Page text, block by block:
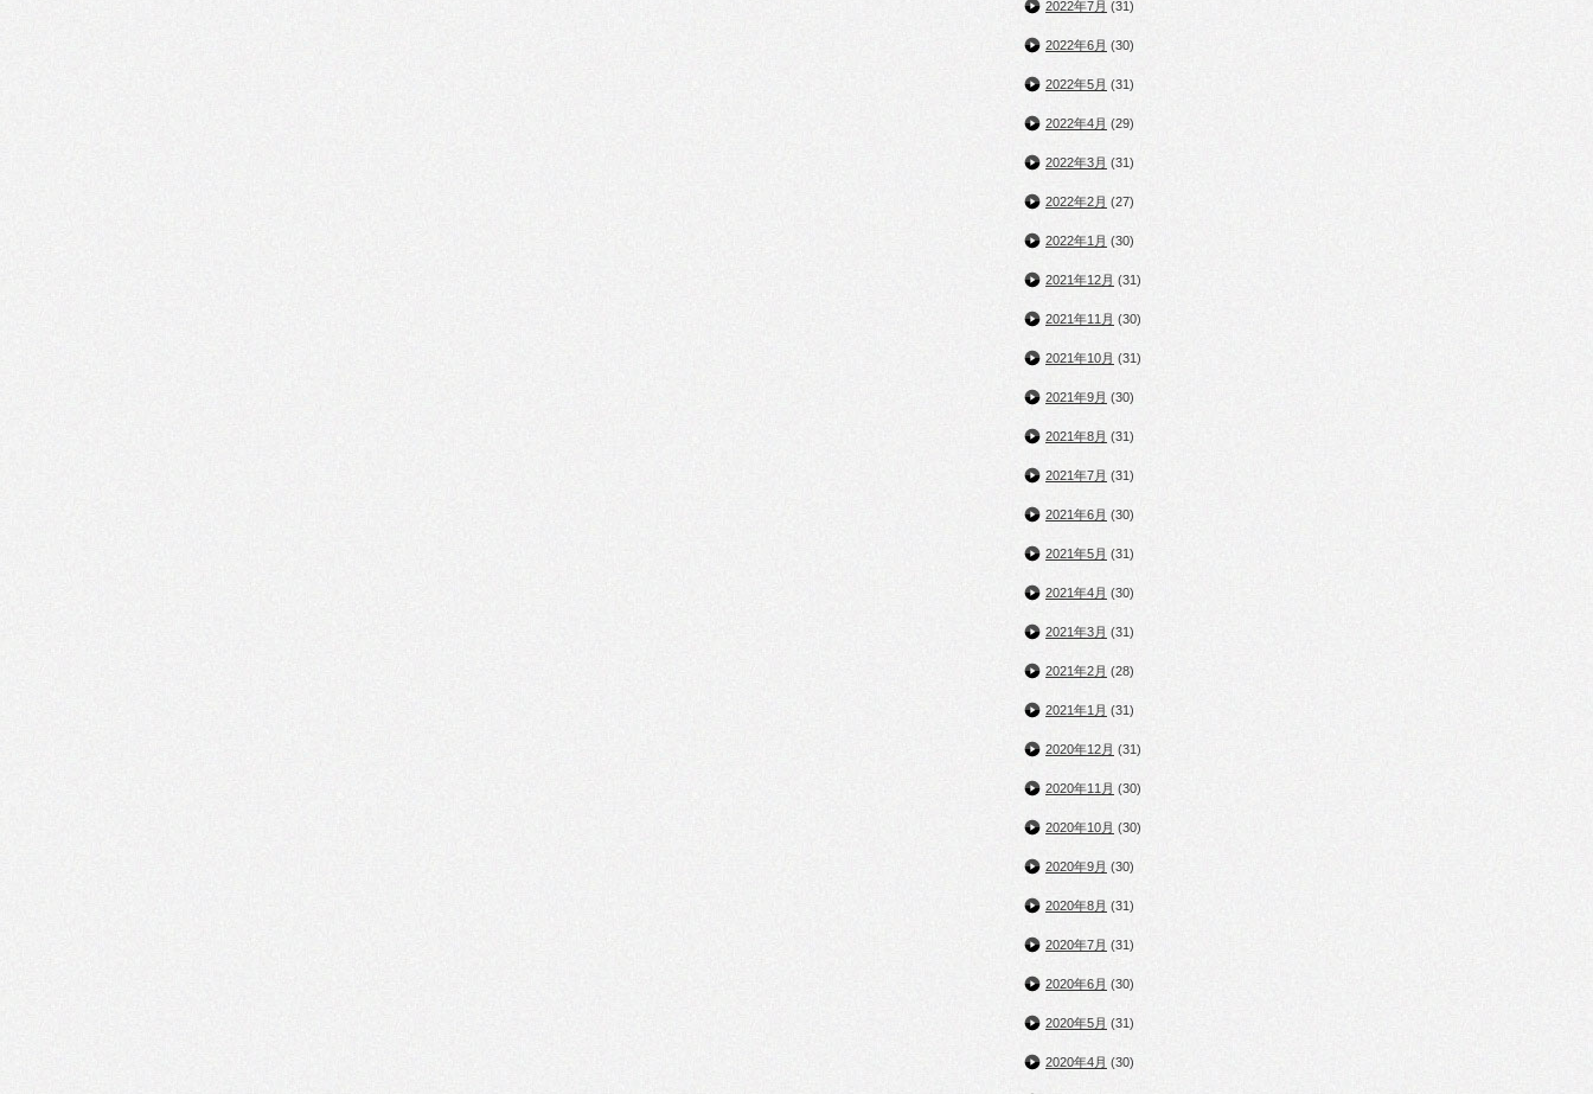
2022年7月 (31)
2022年6月 (30)
2022年5月 (31)
2022年4月 (29)
2022年3月 (31)
2022年2月 (27)
2022年1月 (30)
2021年12月 (31)
2021年11月 (30)
2021年10月 (31)
2021年9月 (30)
2021年8月 (31)
2021年7月 (31)
2021年6月 (30)
2021年5月 (31)
2021年4月 (30)
2021年3月 (31)
2021年2月 (28)
2021年1月 (31)
2020年12月 (31)
2020年11月 (30)
2020年10月 (30)
2020年9月 (30)
2020年8月 (31)
2020年7月 (31)
2020年6月 (30)
2020年5月 (31)
2020年4月 (30)